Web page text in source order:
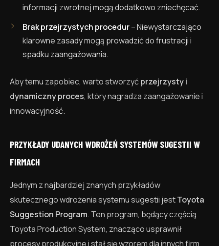
informacji zwrotnej mogą dodatkowo zniechęcać.
Brak przejrzystych procedur– Niewystarczająco
klarowne zasady mogą prowadzić do frustracji i
spadku zaangażowania.
Aby temu zapobiec, warto stworzyć przejrzysty i
dynamiczny proces, który nagradza zaangażowanie i
innowacyjność.
PRZYKŁADY UDANYCH WDROŻEŃ SYSTEMÓW SUGESTII W
FIRMACH
Jednym z najbardziej znanych przykładów
skutecznego wdrożenia systemu sugestii jestToyota
Suggestion Program. Ten program, będący częścią
Toyota Production System, znacząco usprawnił
procesy produkcyjne i stał się wzorem dla innych firm